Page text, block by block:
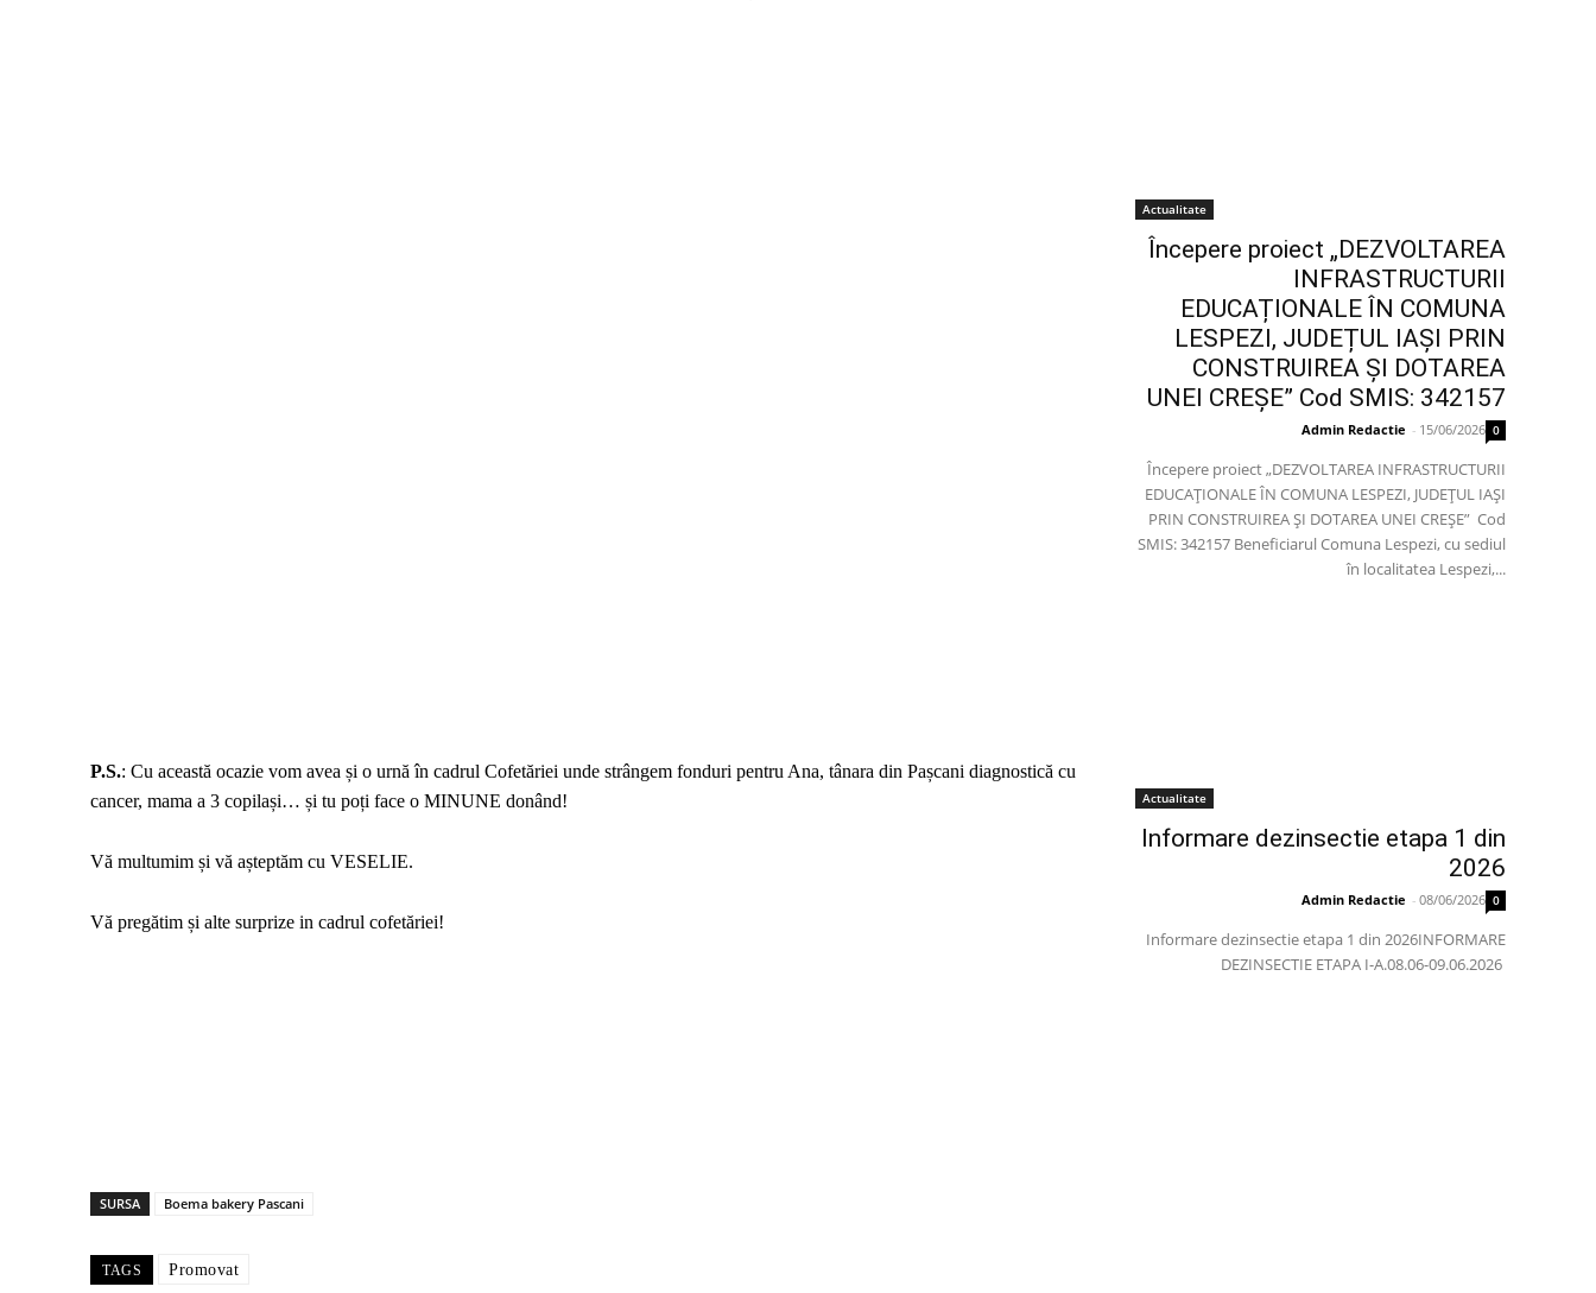
P.S.: Cu această ocazie vom avea și o urnă în cadrul Cofetăriei unde strângem fonduri pentru Ana, tânara din Pașcani diagnostică cu
cancer, mama a 3 copilași… și tu poți face o MINUNE donând!
Vă multumim și vă așteptăm cu VESELIE.
Vă pregătim și alte surprize in cadrul cofetăriei!
SURSA Boema bakery Pascani
TAGS Promovat
Actualitate
Începere proiect „DEZVOLTAREA
INFRASTRUCTURII
EDUCAȚIONALE ÎN COMUNA
LESPEZI, JUDEȚUL IAȘI PRIN
CONSTRUIREA ȘI DOTAREA
UNEI CREȘE” Cod SMIS: 342157
Admin Redactie - 15/06/2026 0
Începere proiect „DEZVOLTAREA INFRASTRUCTURII
EDUCAȚIONALE ÎN COMUNA LESPEZI, JUDEȚUL IAȘI
PRIN CONSTRUIREA ȘI DOTAREA UNEI CREȘE” Cod
SMIS: 342157 Beneficiarul Comuna Lespezi, cu sediul
în localitatea Lespezi,...
Actualitate
Informare dezinsectie etapa 1 din
2026
Admin Redactie - 08/06/2026 0
Informare dezinsectie etapa 1 din 2026INFORMARE
DEZINSECTIE ETAPA I-A.08.06-09.06.2026